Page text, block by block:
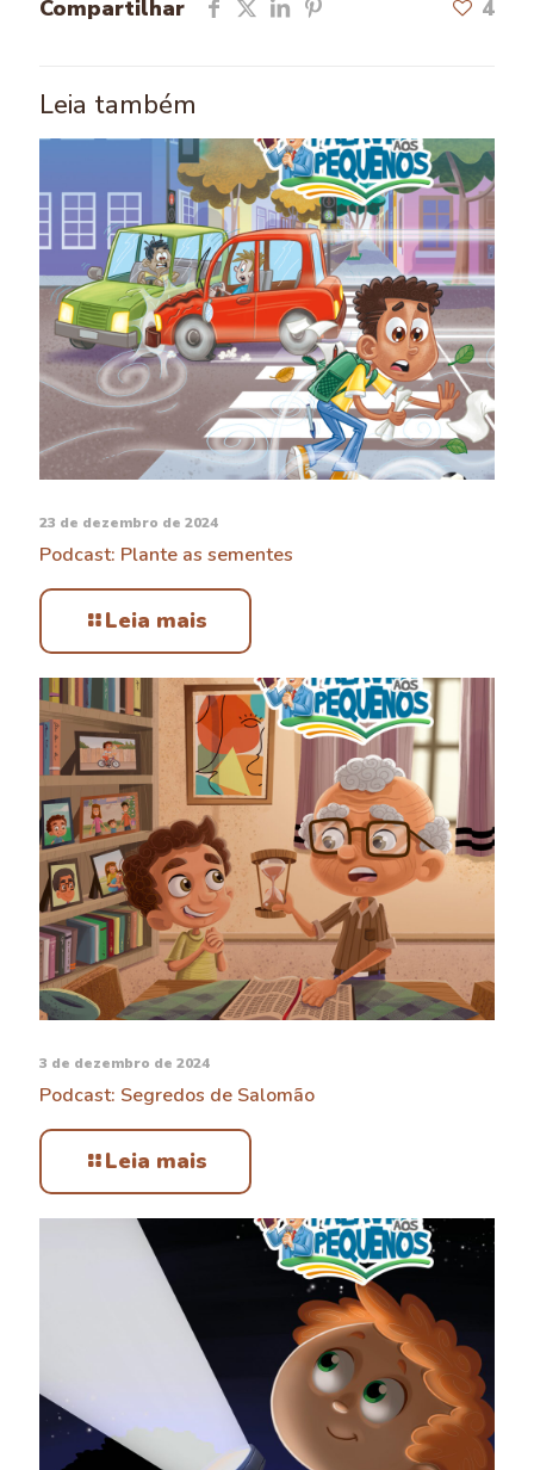
Compartilhar 4
Leia também
23 de dezembro de 2024
Podcast: Plante as sementes
Leia mais
3 de dezembro de 2024
Podcast: Segredos de Salomão
Leia mais